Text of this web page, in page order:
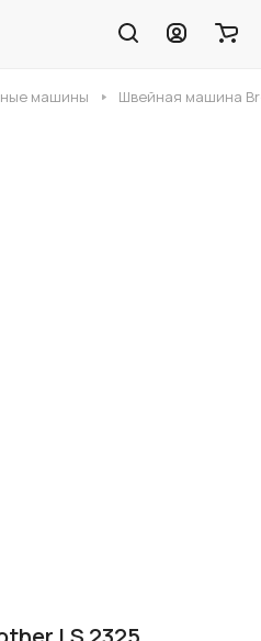
машины Швейная машина